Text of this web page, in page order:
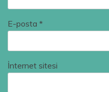
E-posta *
İnternet sitesi